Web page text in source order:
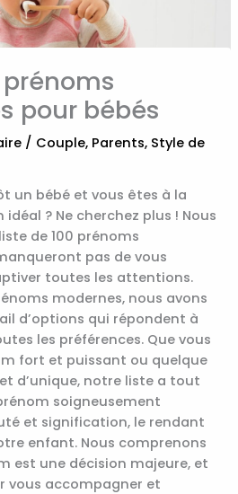
prénoms
pour bébés
/ Couple, Parents, Style de
un bébé et vous êtes à la
? Ne cherchez plus ! Nous
de 100 prénoms
pas de vous
toutes les attentions.
modernes, nous avons
d’options qui répondent à
les préférences. Que vous
fort et puissant ou quelque
d’unique, notre liste a tout
soigneusement
et signification, le rendant
enfant. Nous comprenons
est une décision majeure, et
vous accompagner et